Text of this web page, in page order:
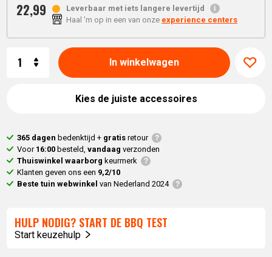
22,99
Leverbaar met iets langere levertijd
Haal 'm op in een van onze experience centers
In winkelwagen
Kies de juiste accessoires
365 dagen bedenktijd + gratisretour
Voor 16:00 besteld,vandaag verzonden
Thuiswinkel waarborg keurmerk
Klanten geven ons een 9,2/10
Beste tuin webwinkel van Nederland 2024
HULP NODIG? START DE BBQ TEST
Start keuzehulp